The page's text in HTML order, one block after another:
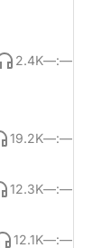
2.4K—:—
19.2K—:—
12.3K—:—
12.1K—:—